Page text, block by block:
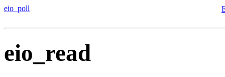
eio_poll
eio_read